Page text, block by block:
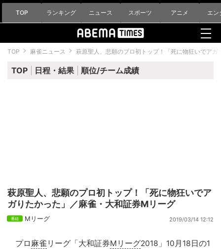
TOP ランキング ニュース スポーツ アニメ エン
TOP 麻雀ニュース 萩原聖人、悲願のプロ初トップ！「死に物狂いでア
TOP 日程・結果 順位/チーム成績
萩原聖人、悲願のプロ初トップ！「死に物狂いでア
ガりたかった」／麻雀・大和証券Mリーグ
Mリーグ 2019/03/14 12:12
プロ 麻雀 リーグ「大和証券Mリーグ2018」10月18日の1